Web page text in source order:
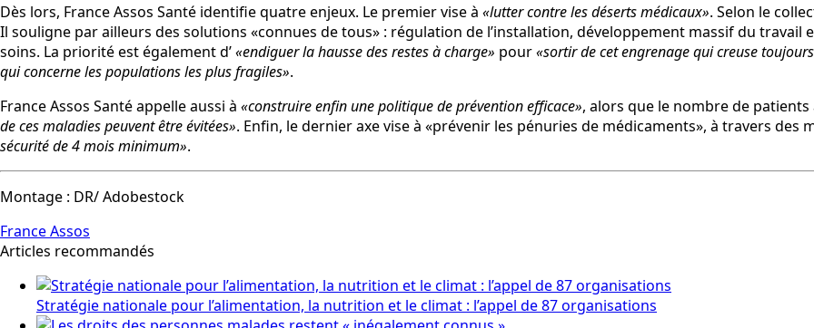
Dès lors, France Assos Santé identifie quatre enjeux. Le premier vise à «lutter contre les déserts médicaux». Selon le
Il souligne par ailleurs des solutions «connues de tous» : régulation de l’installation, développement massif du travail
soins. La priorité est également d’«endiguer la hausse des restes à charge» pour«sortir de cet engrenage qui creuse
qui concerne les populations les plus fragiles».
France Assos Santé appelle aussi à «construire enfin une politique de prévention efficace», alors que le nombre de
de ces maladies peuvent être évitées». Enfin, le dernier axe vise à «prévenir les pénuries de médicaments», à travers des
sécurité de 4 mois minimum».
Montage : DR/ Adobestock
France Assos
Articles recommandés
Stratégie nationale pour l’alimentation, la nutrition et le climat : l’appel de 87 organisations